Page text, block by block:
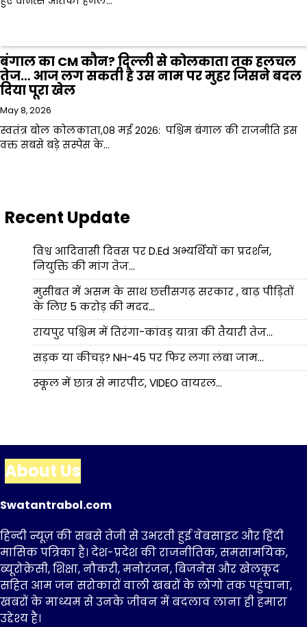
बंगाल का CM कौन? दिल्ली से कोलकाता तक हलचल
तेज… आज लग सकती है उस नाम पर मुहर जिसने बदल
दिया पूरा खेल
May 8, 2026
स्वतंत्र बोल कोलकाता,08 मई 2026: पश्चिम बंगाल की राजनीति इस
वक्त सबसे बड़े सस्पेंस के…
Recent Update
विश्व आदिवासी दिवस पर D.Ed अभ्यर्थियों का प्रदर्शन,
नियुक्ति की मांग तेज…
मुसीबत में असम के साथ छत्तीसगढ़ सरकार , बाढ़ पीड़ितों
के लिए 5 करोड़ की मदद…
रायपुर पश्चिम में तिरंगा-कांवड़ यात्रा की तैयारी तेज…
सड़क या कीचड़? NH-45 पर फिर लगा लंबा जाम…
स्कूल में छात्र से मारपीट, VIDEO वायरल…
About Us
Swatantrabol.com
हिन्दी न्यूज़ की सबसे तेजी से उभरती हुई वेबसाइट और हिंदी
मासिक पत्रिका है। देश-प्रदेश की राजनीतिक, समसामयिक,
ब्यूरोक्रेसी, शिक्षा, नौकरी, मनोरंजन, बिजनेस और खेलकूद
सहित आम जन सरोकारों वाली खबरों के लोगो तक पहुंचाना,
खबरों के माध्यम से उनके जीवन में बदलाव लाना ही हमारा
उद्देश्य है।